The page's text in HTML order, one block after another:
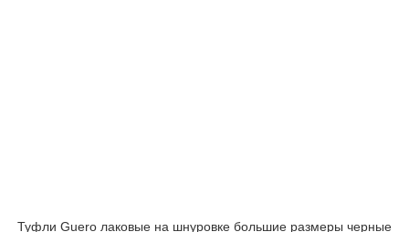
Туфли Guero лаковые на шнуровке большие размеры черные